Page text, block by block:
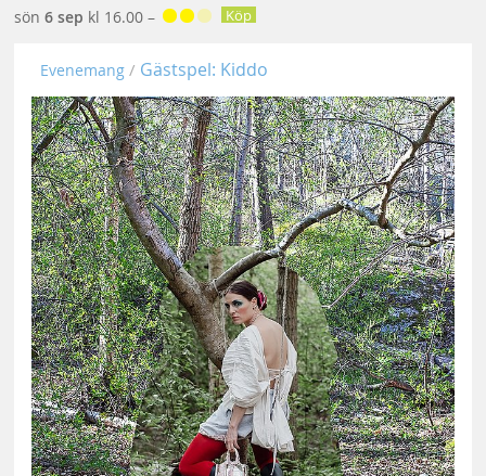
sön6 sep kl 16.00 – Köp
Evenemang Gästspel: Kiddo